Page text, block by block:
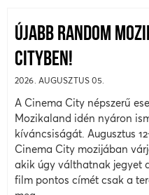
ÚJABB RANDOM
CITYBEN!
2026. AUGUSZTUS 05.
A Cinema City népszerű
Mozikaland idén nyáron
kíváncsiságát. Augusztus
Cinema City mozijában
akik úgy válthatnak jegyet
film pontos címét csak a